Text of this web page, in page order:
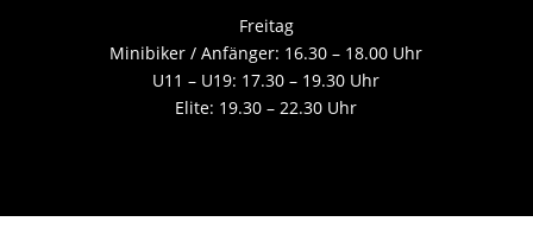
Freitag
Minibiker / Anfänger: 16.30 – 18.00 Uhr
U11 – U19: 17.30 – 19.30 Uhr
Elite: 19.30 – 22.30 Uhr